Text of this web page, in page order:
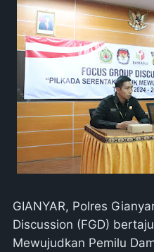
GIANYAR, Polres
Discussion (FGD)
Mewujudkan Pemilu